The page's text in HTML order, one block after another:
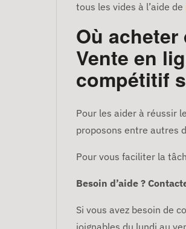
tous les vides à l’aide de
Où
Vente en
compétitif
Pour les aider à réussir
proposons entre autres
Pour vous faciliter la
Besoin d’aide ?
Si vous avez besoin de